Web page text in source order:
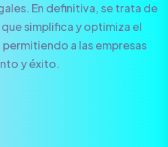
En definitiva, se trata de
simplifica y optimiza el
a las empresas
y éxito.